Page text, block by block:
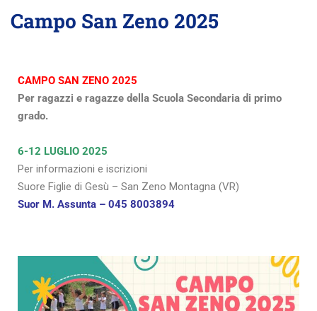
Campo San Zeno 2025
CAMPO SAN ZENO 2025
Per ragazzi e ragazze della Scuola Secondaria di primo
grado.
6-12 LUGLIO 2025
Per informazioni e iscrizioni
Suore Figlie di Gesù – San Zeno Montagna (VR)
Suor M. Assunta – 045 8003894